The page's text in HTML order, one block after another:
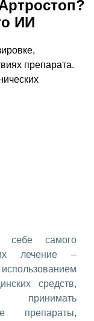
?
ИИ
препарата.
себе самого
лечение –
средств,
принимать
препараты,